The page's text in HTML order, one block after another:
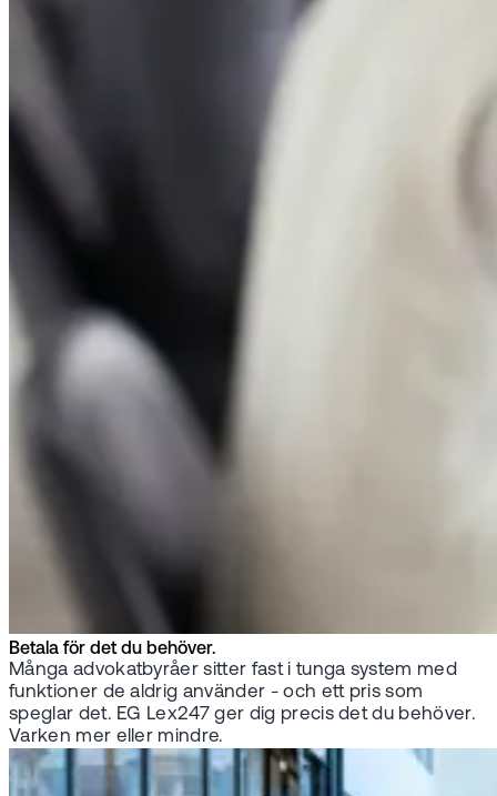
Betala för det du behöver.
Många advokatbyråer sitter fast i tunga system med
funktioner de aldrig använder - och ett pris som
speglar det. EG Lex247 ger dig precis det du behöver.
Varken mer eller mindre.